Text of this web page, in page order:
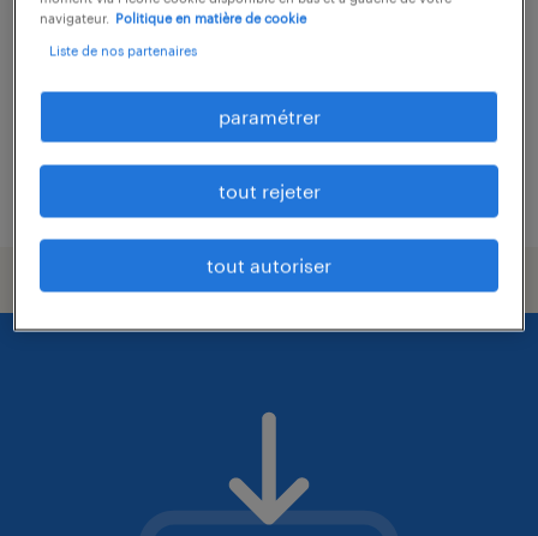
artigues-près-bordeaux, gironde
26 000 € - 31 200 € par année
publié le 21 juillet 2026
navigateur.
Politique en matière de cookie
Liste de nos partenaires
paramétrer
tout rejeter
tout autoriser